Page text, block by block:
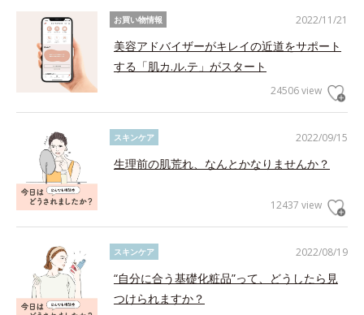
2022/11/21
お買い物情報
美容アドバイザーがキレイの近道をサポート
する「肌カ.ル.テ」がスタート
24506 view
2022/09/15
スキンケア
生理前の肌荒れ、なんとかなりませんか？
12437 view
2022/08/19
スキンケア
“自分に合う基礎化粧品”って、どうしたら見
つけられますか？